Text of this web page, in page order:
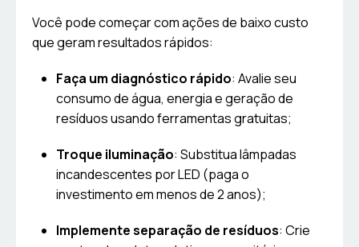
Você pode começar com ações de baixo custo
que geram resultados rápidos:
Faça um diagnóstico rápido: Avalie seu
consumo de água, energia e geração de
resíduos usando ferramentas gratuitas;
Troque iluminação: Substitua lâmpadas
incandescentes por LED (paga o
investimento em menos de 2 anos);
Implemente separação de resíduos: Crie